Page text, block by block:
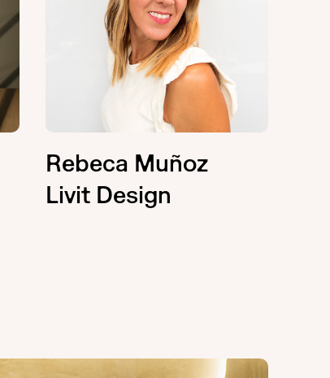
Rebeca Muñoz
Livit Design